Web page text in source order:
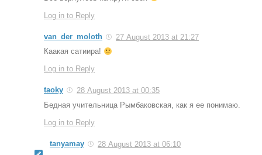
Log in to Reply
van_der_moloth
27 August 2013 at 21:27
Каакая сатиира!
Log in to Reply
taoky
28 August 2013 at 00:35
Бедная учительница Рымбаковская, как я ее понимаю.
Log in to Reply
tanyamay
28 August 2013 at 06:10